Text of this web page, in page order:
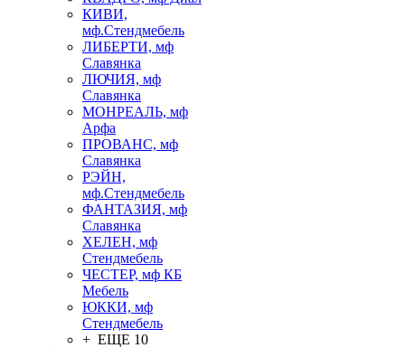
КИВИ,
мф.Стендмебель
ЛИБЕРТИ, мф
Славянка
ЛЮЧИЯ, мф
Славянка
МОНРЕАЛЬ, мф
Арфа
ПРОВАНС, мф
Славянка
РЭЙН,
мф.Стендмебель
ФАНТАЗИЯ, мф
Славянка
ХЕЛЕН, мф
Стендмебель
ЧЕСТЕР, мф КБ
Мебель
ЮККИ, мф
Стендмебель
+ ЕЩЕ 10